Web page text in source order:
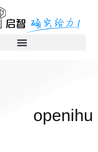
openihu